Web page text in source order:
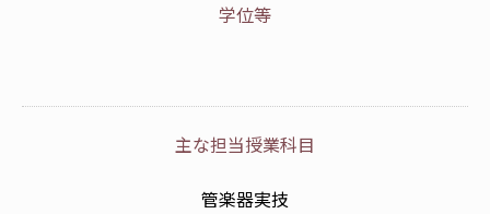
学位等
主な担当授業科目
管楽器実技